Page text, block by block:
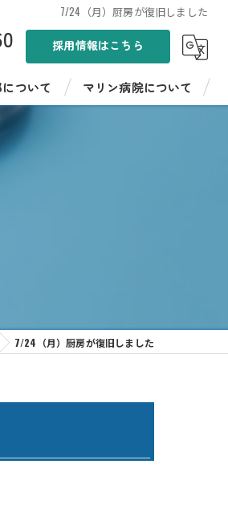
7/24（月）厨房が復旧しました
採用情報はこちら
ついて
紹介
マリン病院について
7/24（月）厨房が復旧しました